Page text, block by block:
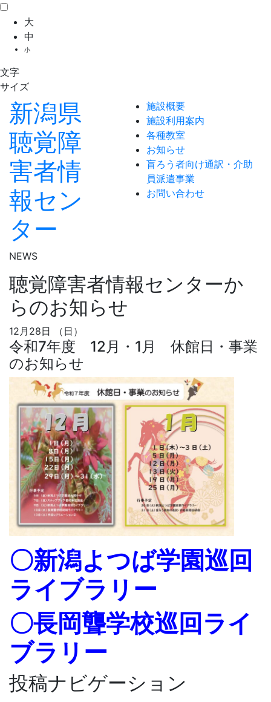
大
中
小
文字
サイズ
新潟県
聴覚障
害者情
報セン
ター
施設概要
施設利用案内
各種教室
お知らせ
盲ろう者向け通訳・介助
員派遣事業
お問い合わせ
NEWS
聴覚障害者情報センターか
らのお知らせ
12月28日 （日）
令和7年度 12月・1月 休館日・事業
のお知らせ
〇新潟よつば学園巡回
ライブラリー
〇長岡聾学校巡回ライ
ブラリー
投稿ナビゲーション